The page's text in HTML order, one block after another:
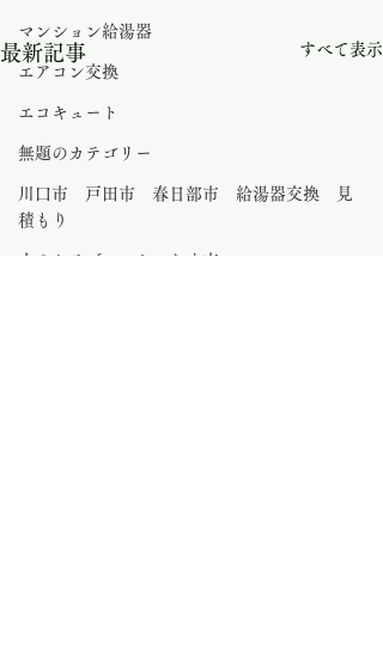
マンション給湯器
エアコン交換
エコキュート
無題のカテゴリー
川口市 戸田市 春日部市 給湯器交換 見
積もり
水のトラブル さいたま市
最新記事 すべて表示